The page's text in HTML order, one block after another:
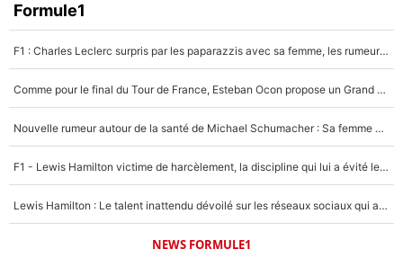
Formule1
F1 : Charles Leclerc surpris par les paparazzis avec sa femme, les rumeurs étaient vraies !
Comme pour le final du Tour de France, Esteban Ocon propose un Grand Prix de Formule 1 à Paris : «Autour de l’Arc de Triomphe, ce serait génial» !
Nouvelle rumeur autour de la santé de Michael Schumacher : Sa femme Corinna sort du silence
F1 - Lewis Hamilton victime de harcèlement, la discipline qui lui a évité le pire : «J'aurais probablement mal tourné»
Lewis Hamilton : Le talent inattendu dévoilé sur les réseaux sociaux qui a impressionné Kim Kardashian pendant leurs vacances en amoureux !
NEWS FORMULE1